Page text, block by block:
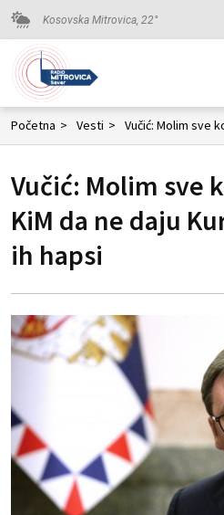
Kosovska Mitrovica, 22°
Početna > Vesti >
Vučić: Molim sve
KiM da ne daju
ih hapsi